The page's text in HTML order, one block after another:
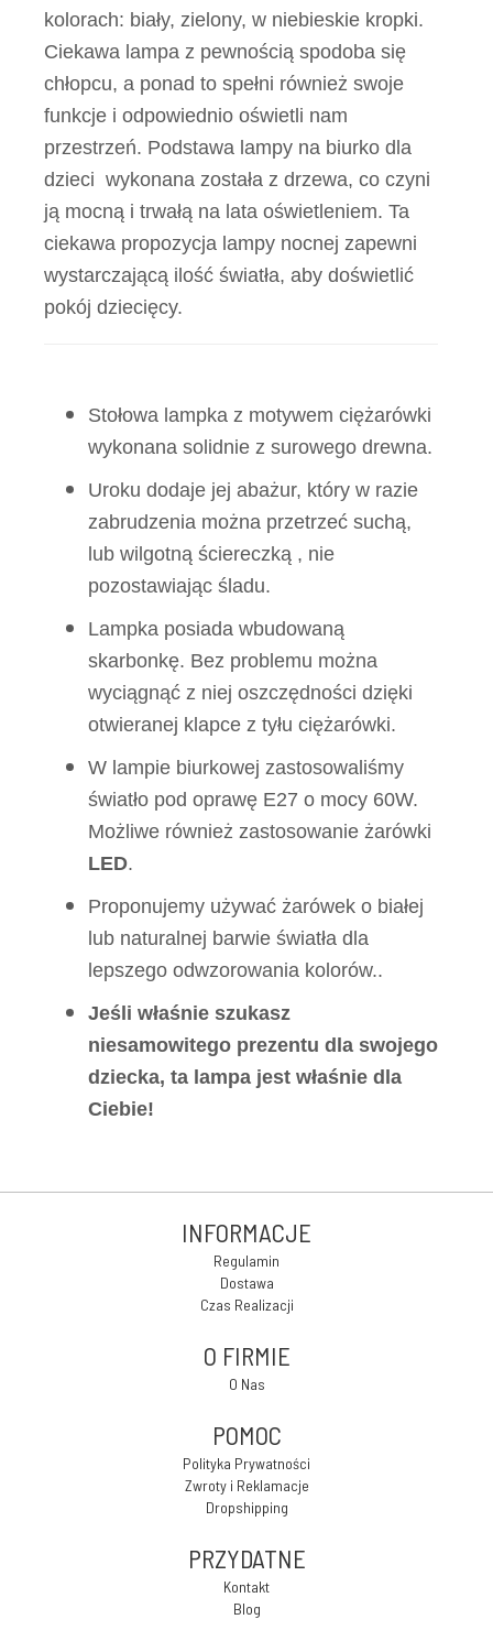
kolorach: biały, zielony, w niebieskie kropki.
Ciekawa lampa z pewnością spodoba się
chłopcu, a ponad to spełni również swoje
funkcje i odpowiednio oświetli nam
przestrzeń. Podstawa lampy na biurko dla
dzieci wykonana została z drzewa, co czyni
ją mocną i trwałą na lata oświetleniem. Ta
ciekawa propozycja lampy nocnej zapewni
wystarczającą ilość światła, aby doświetlić
pokój dziecięcy.
Stołowa lampka z motywem ciężarówki
wykonana solidnie z surowego drewna.
Uroku dodaje jej abażur, który w razie
zabrudzenia można przetrzeć suchą,
lub wilgotną ściereczką , nie
pozostawiając śladu.
Lampka posiada wbudowaną
skarbonkę. Bez problemu można
wyciągnąć z niej oszczędności dzięki
otwieranej klapce z tyłu ciężarówki.
W lampie biurkowej zastosowaliśmy
światło pod oprawę E27 o mocy 60W.
Możliwe również zastosowanie żarówki
LED.
Proponujemy używać żarówek o białej
lub naturalnej barwie światła dla
lepszego odwzorowania kolorów..
Jeśli właśnie szukasz
niesamowitego prezentu dla swojego
dziecka, ta lampa jest właśnie dla
Ciebie!
INFORMACJE
Regulamin
Dostawa
Czas Realizacji
O FIRMIE
O Nas
POMOC
Polityka Prywatności
Zwroty i Reklamacje
Dropshipping
PRZYDATNE
Kontakt
Blog